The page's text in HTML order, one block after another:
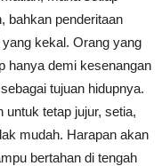
bahkan penderitaan
kekal. Orang yang
hanya demi kesenangan
tujuan hidupnya.
untuk tetap jujur, setia,
mudah. Harapan akan
bertahan di tengah